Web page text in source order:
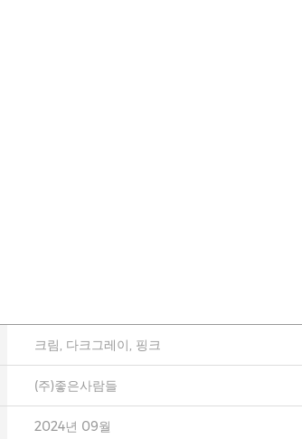
크림, 다크그레이, 핑크
(주)좋은사람들
2024년 09월